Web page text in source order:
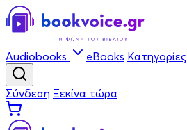
Audiobooks eBooks Κατηγορίες
Σύνδεση Ξεκίνα τώρα